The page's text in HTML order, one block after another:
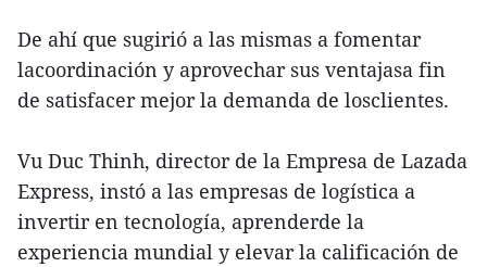
De ahí que sugirió a las mismas a fomentar
lacoordinación y aprovechar sus ventajasa fin
de satisfacer mejor la demanda de losclientes.
Vu Duc Thinh, director de la Empresa de Lazada
Express, instó a las empresas de logística a
invertir en tecnología, aprenderde la
experiencia mundial y elevar la calificación de